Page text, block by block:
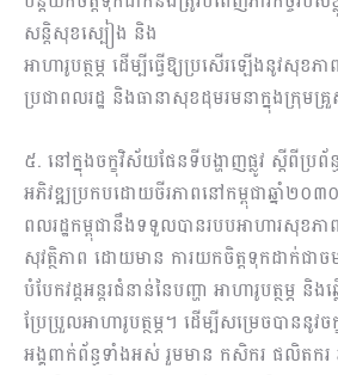
សន្តិសុខស្បៀង និង
អាហារូបត្ថម្ភ ដើម្បីធ្វើឱ្យប្រសើរឡើងនូវសុខ
ប្រជាពលរដ្ឋ និងធានាសុខដុមរមនាក្នុងក្រុមគ្
៥. នៅក្នុងចក្ខុវិស័យផែនទីបង្ហាញផ្លូវ ស្តីពីប្រព័
អភិវឌ្ឍប្រកបដោយចីរភាពនៅកម្ពុជាឆ្នាំ២០៣
ពលរដ្ឋកម្ពុជានឹងទទួលបានរបបអាហារសុខភ
សុវត្ថិភាព ដោយមាន ការយកចិត្តទុកដាក់ជាច
បំបែកវដ្តអន្តរជំនាន់នៃបញ្ហា អាហារូបត្ថម្ភ
ប្រែប្រួលអាហារូបត្ថម្ភ។ ដើម្បីសម្រេចបាននូ
អង្គពាក់ព័ន្ធទាំងអស់ រួមមាន កសិករ ផលិតករ អ្